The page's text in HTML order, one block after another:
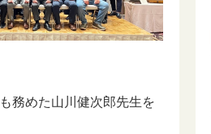
務めた山川健次郎先生を